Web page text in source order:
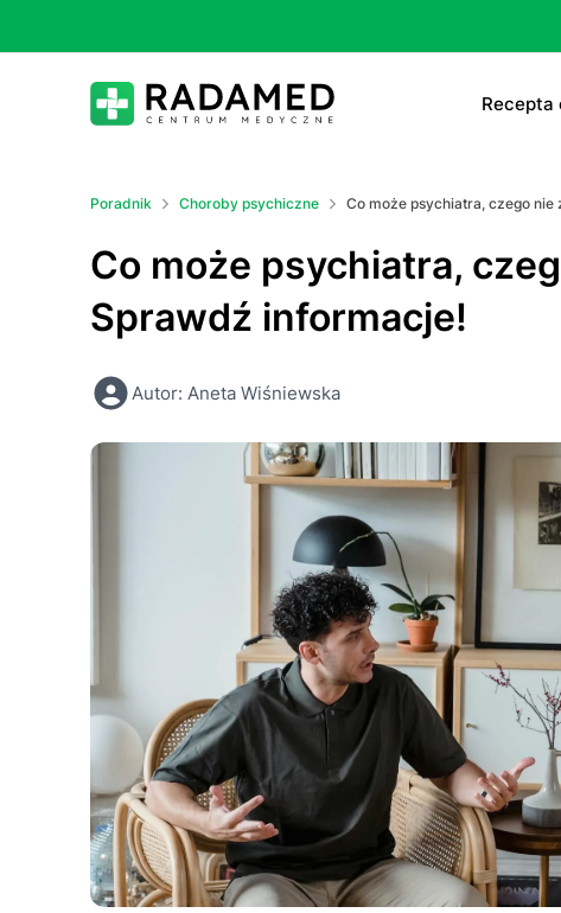
Recepta
Poradnik Choroby psychiczne Co może psychiatra, czego
Co może psychiatra,
Sprawdź informacje!
Autor: Aneta Wiśniewska